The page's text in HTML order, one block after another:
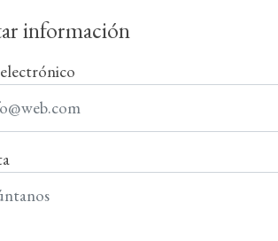
información